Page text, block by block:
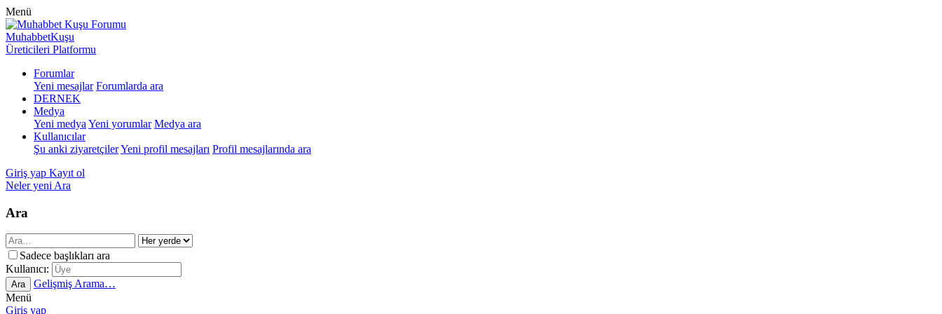
Menü
MuhabbetKuşu
Üreticileri Platformu
Forumlar
Yeni mesajlar Forumlarda ara
DERNEK
Medya
Yeni medya Yeni yorumlar Medya ara
Kullanıcılar
Şu anki ziyaretçilerYeni profil mesajları Profil mesajlarında ara
Giriş yap Kayıt ol
Neler yeni Ara
Ara
Sadece başlıkları ara
Kullanıcı:
Ara
Gelişmiş Arama…
Menü
Giriş yap